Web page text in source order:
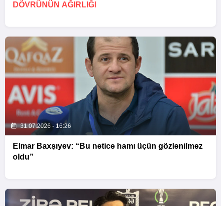
DÖVRÜNÜN AĞIRLIĞI
31.07.2026 - 16:26
Elmar Baxşıyev: “Bu nəticə hamı üçün gözlənilməz
oldu”